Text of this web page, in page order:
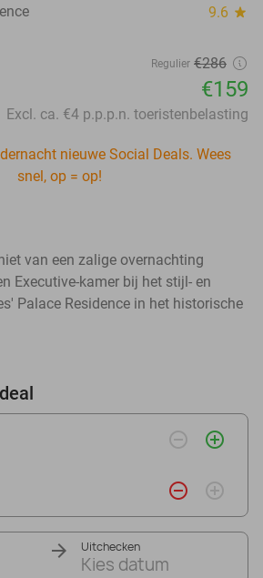
9.6 star
Regulier €286
€159
Excl. ca. €4 p.p.p.n. toeristenbelasting
nieuwe Social Deals. Wees
snel, op = op!
van een zalige overnachting
Executive-kamer bij het stijl- en
Palace Residence in het historische
remove_circle_outline add_circle_outline
remove_circle_outline add_circle_outline
Uitchecken
Kies datum